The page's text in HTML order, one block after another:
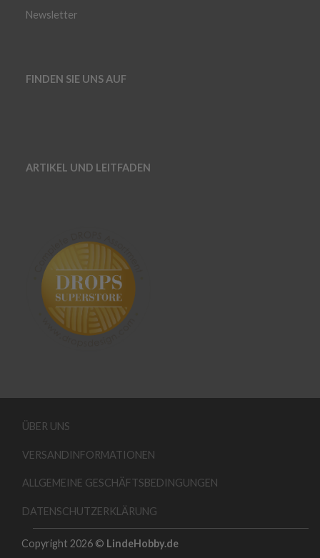
Newsletter
FINDEN SIE UNS AUF
ARTIKEL UND LEITFADEN
ÜBER UNS
VERSANDINFORMATIONEN
ALLGEMEINE GESCHÄFTSBEDINGUNGEN
DATENSCHUTZERKLÄRUNG
Copyright 2026 © LindeHobby.de